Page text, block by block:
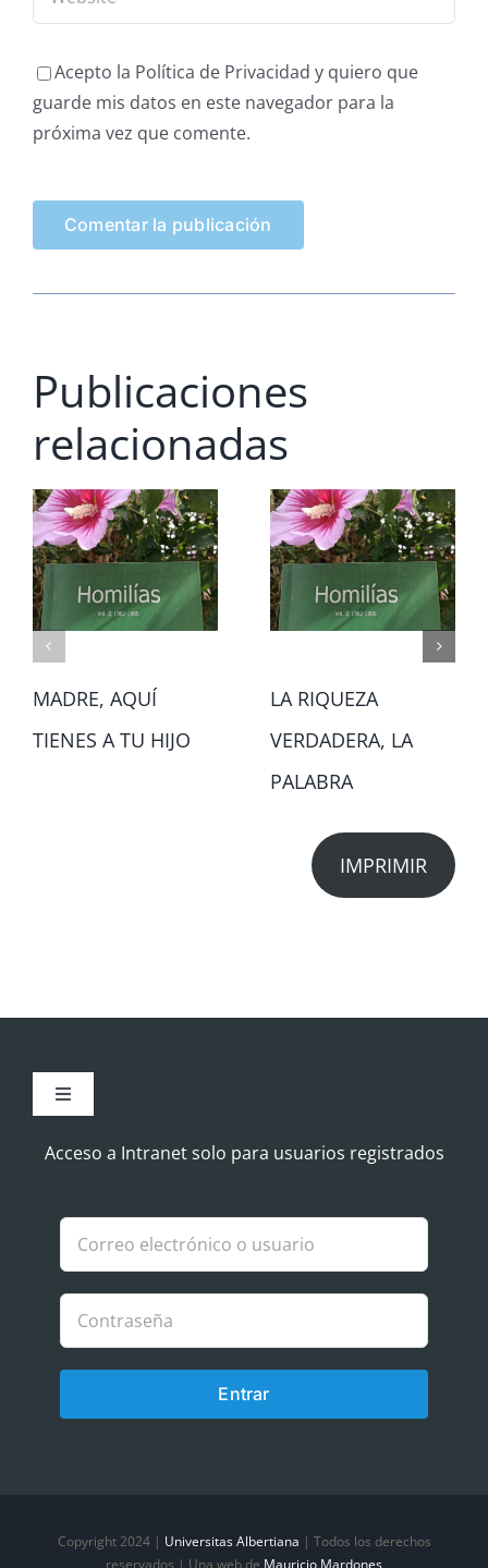
Acepto la Política de Privacidad y quiero que
guarde mis datos en este navegador para la
próxima vez que comente.
Publicaciones
relacionadas
MADRE, AQUÍ
TIENES A TU HIJO
LA RIQUEZA
VERDADERA, LA
PALABRA
IMPRIMIR
Toggle
Aviso Legal
Política de Cookies
Política de privacidad
Acceso a Intranet solo para usuarios registrados
Entrar
Copyright 2024 | Universitas Albertiana | Todos los derechos
reservados | Una web de Mauricio Mardones